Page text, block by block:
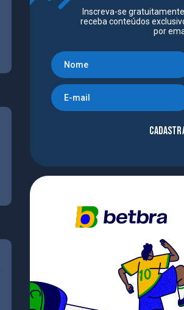
Inscreva-se
receba conteúdos
por